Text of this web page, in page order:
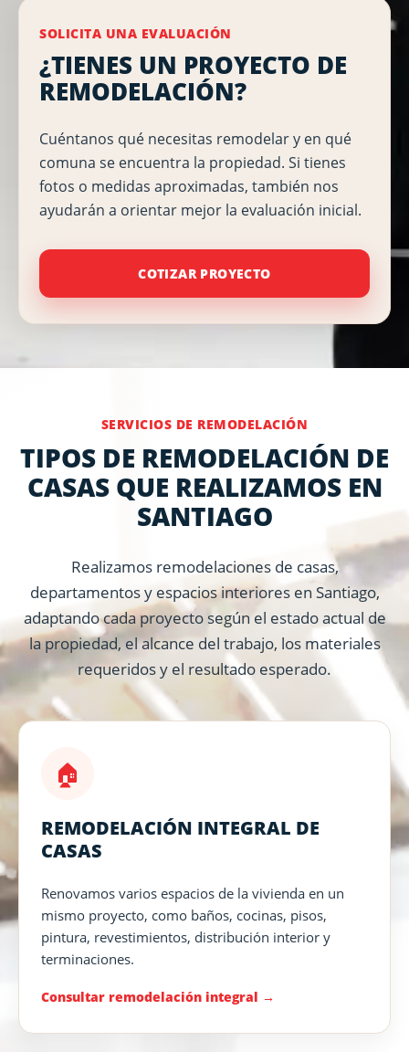
SOLICITA UNA EVALUACIÓN
¿TIENES UN PROYECTO DE
REMODELACIÓN?
Cuéntanos qué necesitas remodelar y en qué
comuna se encuentra la propiedad. Si tienes
fotos o medidas aproximadas, también nos
ayudarán a orientar mejor la evaluación inicial.
COTIZAR PROYECTO
SERVICIOS DE REMODELACIÓN
TIPOS DE REMODELACIÓN DE
CASAS QUE REALIZAMOS EN
SANTIAGO
Realizamos remodelaciones de casas,
departamentos y espacios interiores en Santiago,
adaptando cada proyecto según el estado actual de
la propiedad, el alcance del trabajo, los materiales
requeridos y el resultado esperado.
🏠
REMODELACIÓN INTEGRAL DE
CASAS
Renovamos varios espacios de la vivienda en un
mismo proyecto, como baños, cocinas, pisos,
pintura, revestimientos, distribución interior y
terminaciones.
Consultar remodelación integral